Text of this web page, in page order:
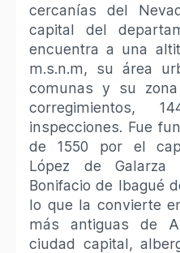
cercanías del
capital del
encuentra a una
m.s.n.m, su área
comunas y su
corregimientos,
inspecciones. Fue
de 1550 por el
López de
Bonifacio de Ibagué
lo que la convierte
más antiguas de
ciudad capital,